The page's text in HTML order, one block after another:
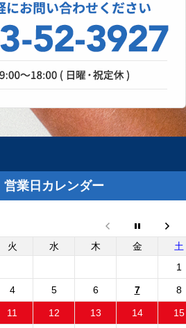
スパネージ（スポット溶接機）修
理、成功なるか！？
自動車修理工場では、日々さまざまな設備
が活躍しています。リフト、各エアツー
ル、溶接機、診断機etc....
2025.8.29
外装リニューアルしました
た。グレーの建物と新しいロゴマークの看
板が目印です。Google...
フリーランダー2 電動ファンコ
ントロールユニット 純正品と社
外品比較
フリーランダー2でエンジン停止後も電動
ファンが回り続ける故障が発生しました。
営業日カレンダー
火 水 木 金
土
1
4 5 6 7 8
11 12 13 14 15